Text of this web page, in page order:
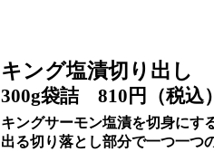
キング塩漬切り出し
300g袋詰 810円（税込
キングサーモン塩漬を切身にす
出る切り落とし部分で一つ一つ